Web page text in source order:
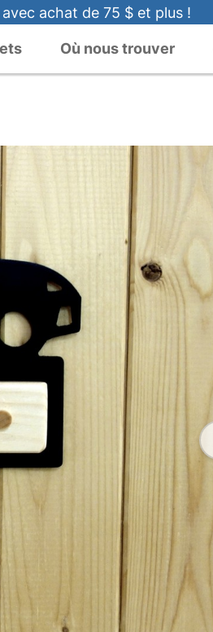
avec achat de 75 $ et plus !
Où nous trouver